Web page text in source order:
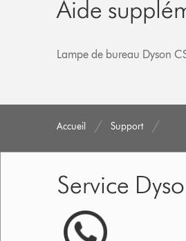
Aide
Lampe de bureau Dyson
Accueil Support
Service